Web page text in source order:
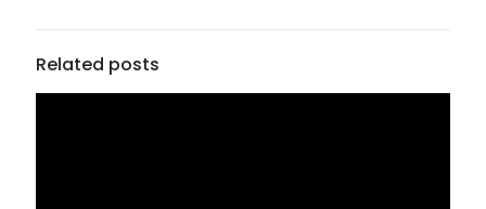
Related posts